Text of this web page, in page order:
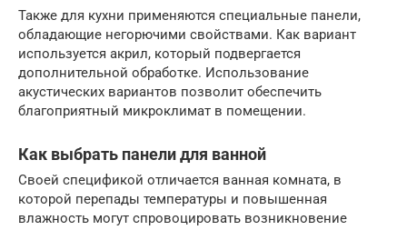
Также для кухни применяются специальные панели,
обладающие негорючими свойствами. Как вариант
используется акрил, который подвергается
дополнительной обработке. Использование
акустических вариантов позволит обеспечить
благоприятный микроклимат в помещении.
Как выбрать панели для ванной
Своей спецификой отличается ванная комната, в
которой перепады температуры и повышенная
влажность могут спровоцировать возникновение